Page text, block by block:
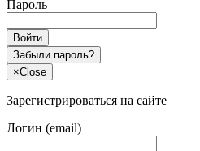
Пароль
Войти
Забыли пароль?
×Close
Зарегистрироваться на сайте
Логин (email)